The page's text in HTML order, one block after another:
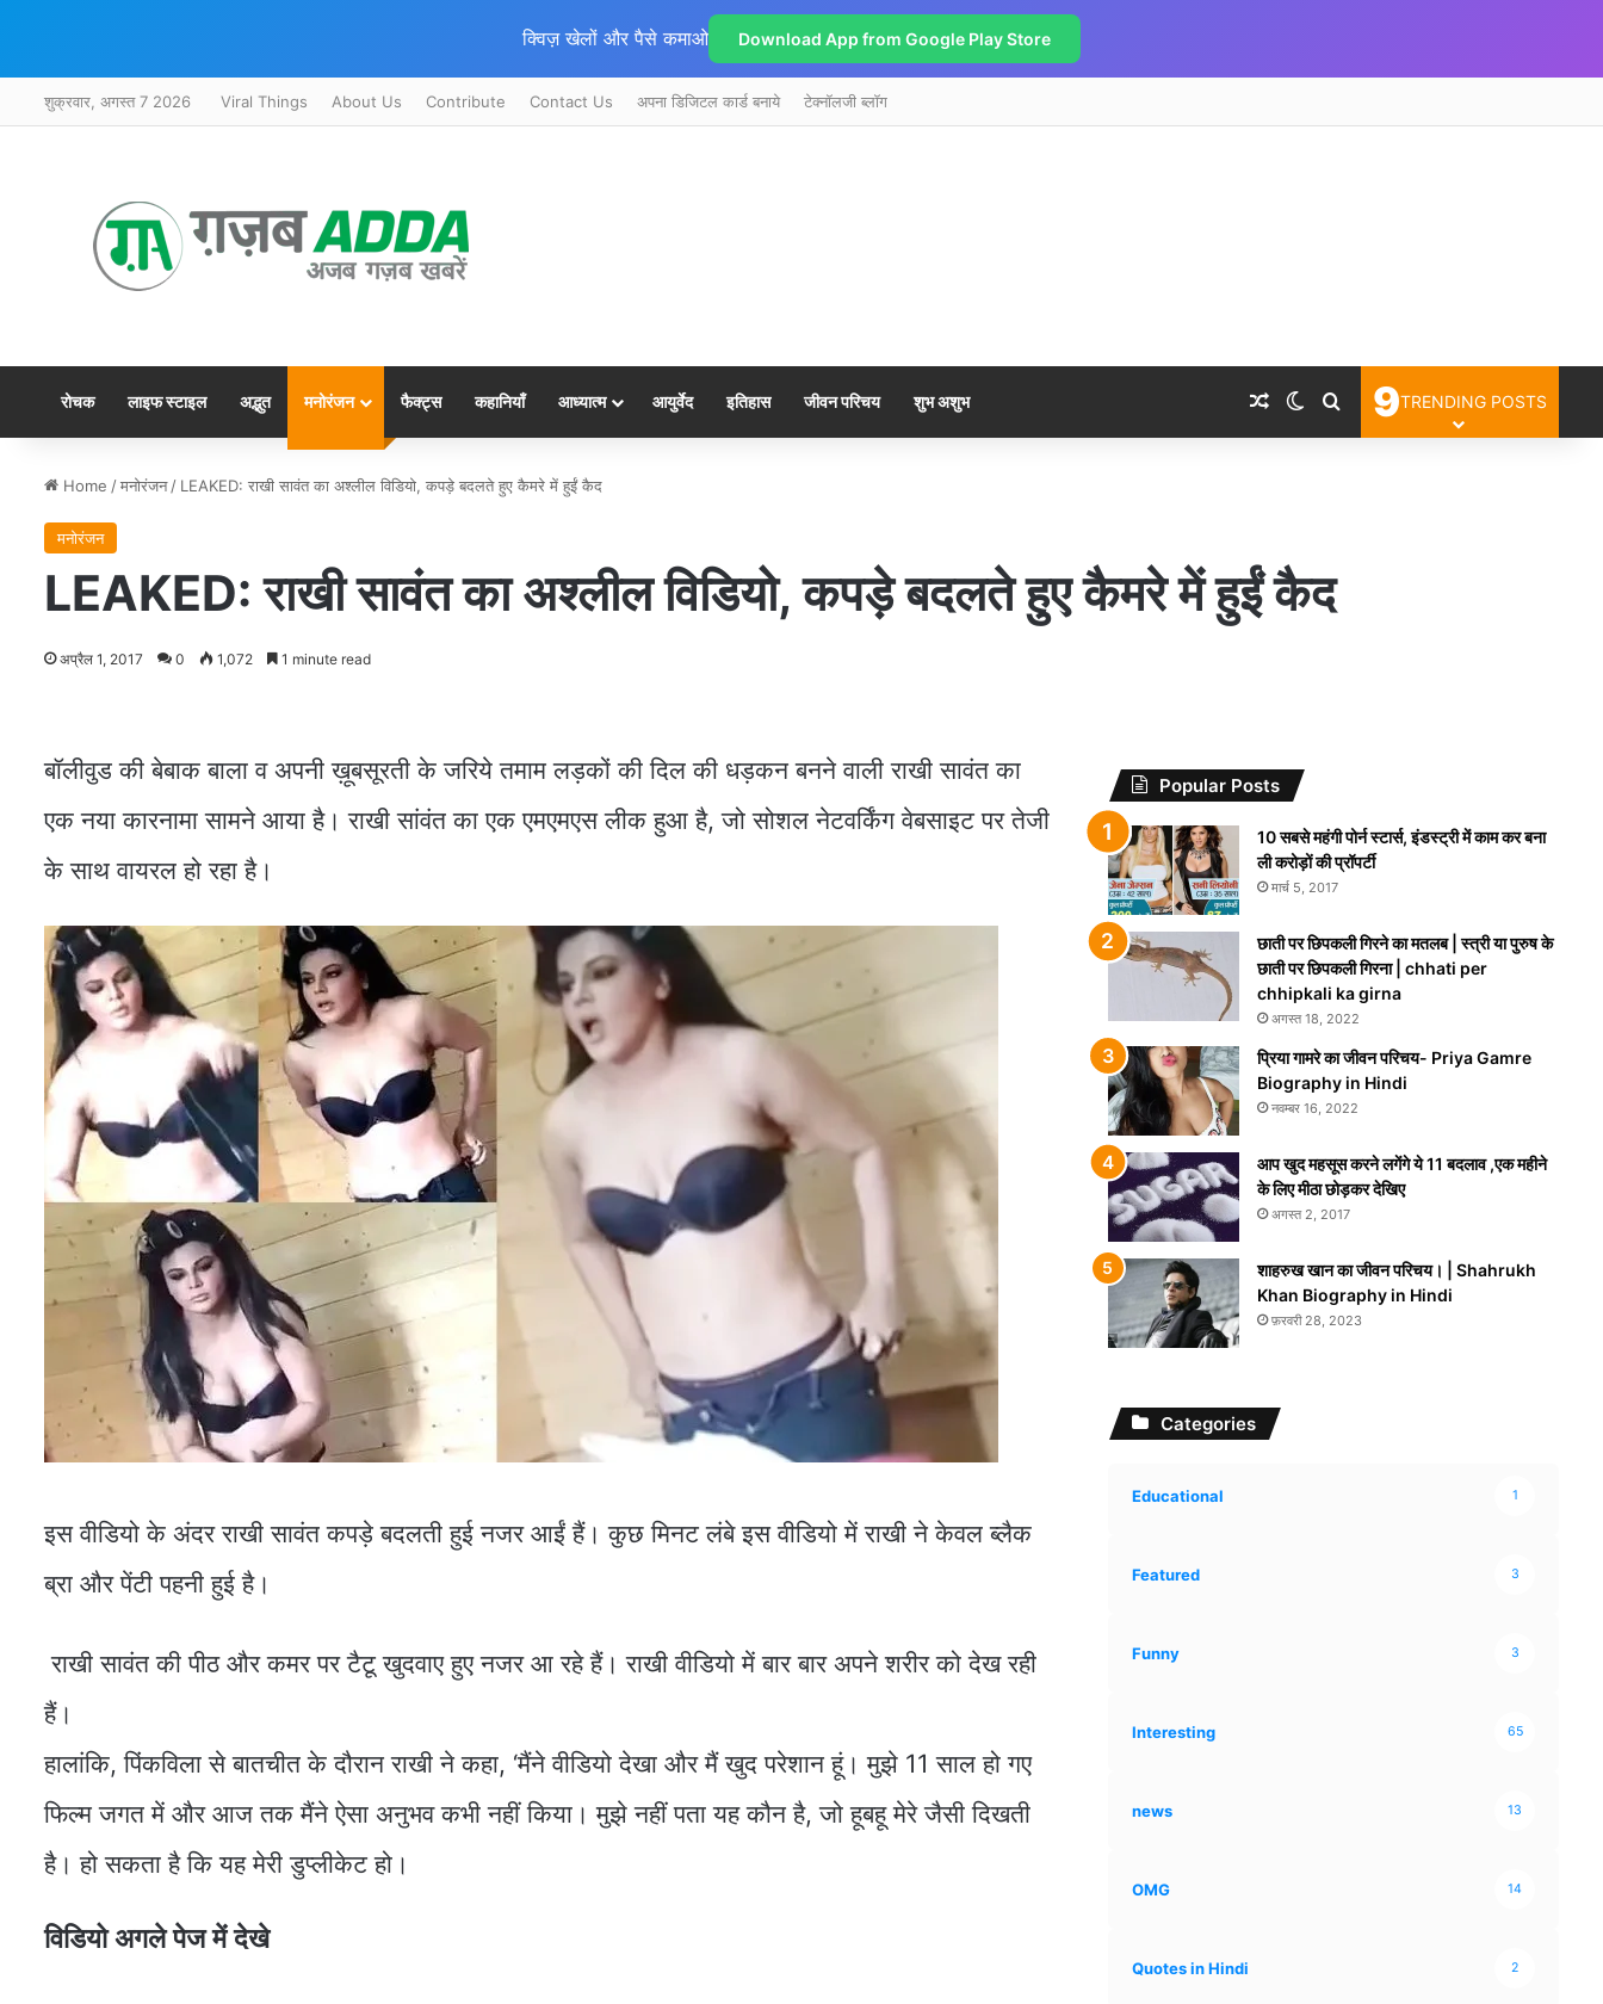
क्विज़ खेलों और पैसे कमाओ Download App from Google Play Store
शुक्रवार, अगस्त 7 2026 Viral Things About Us Contribute Contact Us अपना डिजिटल कार्ड बनाये टेक्नॉलजी ब्लॉग
रोचक लाइफ स्टाइल अद्भुत मनोरंजन फैक्ट्स कहानियाँ आध्यात्म आयुर्वेद इतिहास जीवन परिचय शुभ अशुभ Random Article
Switch skin
Search for
9TRENDING POSTS
Home /मनोरंजन / LEAKED: राखी सावंत का अश्लील विडियो, कपड़े बदलते हुए कैमरे में हुईं कैद
मनोरंजन
LEAKED: राखी सावंत का अश्लील विडियो, कपड़े बदलते हुए कैमरे में हुईं कैद
अप्रैल 1, 2017 0 1,072 1 minute read
बॉलीवुड की बेबाक बाला व अपनी ख़ूबसूरती के जरिये तमाम लड़कों की दिल की धड़कन बनने वाली राखी सावंत का
एक नया कारनामा सामने आया है। राखी सांवंत का एक एमएमएस लीक हुआ है, जो सोशल नेटवर्किंग वेबसाइट पर तेजी
के साथ वायरल हो रहा है।
इस वीडियो के अंदर राखी सावंत कपड़े बदलती हुई नजर आईं हैं। कुछ मिनट लंबे इस वीडियो में राखी ने केवल ब्‍लैक
ब्रा और पेंटी पहनी हुई है।
राखी सावंत की पीठ और कमर पर टैटू खुदवाए हुए नजर आ रहे हैं। राखी वीडियो में बार बार अपने शरीर को देख रही
हैं।
हालांकि, पिंकविला से बातचीत के दौरान राखी ने कहा, ‘मैंने वीडियो देखा और मैं खुद परेशान हूं। मुझे 11 साल हो गए
फिल्‍म जगत में और आज तक मैंने ऐसा अनुभव कभी नहीं किया। मुझे नहीं पता यह कौन है, जो हूबहू मेरे जैसी दिखती
है। हो सकता है कि यह मेरी डुप्‍लीकेट हो।
विडियो अगले पेज में देखे
Popular Posts
10 सबसे महंगी पोर्न स्टार्स, इंडस्ट्री में काम कर बना
ली करोड़ों की प्रॉपर्टी
मार्च 5, 2017
छाती पर छिपकली गिरने का मतलब | स्त्री या पुरुष के
छाती पर छिपकली गिरना | chhati per
chhipkali ka girna
अगस्त 18, 2022
प्रिया गामरे का जीवन परिचय- Priya Gamre
Biography in Hindi
नवम्बर 16, 2022
आप खुद महसूस करने लगेंगे ये 11 बदलाव ,एक महीने
के लिए मीठा छोड़कर देखिए
अगस्त 2, 2017
शाहरुख खान का जीवन परिचय। | Shahrukh
Khan Biography in Hindi
फ़रवरी 28, 2023
Categories
Educational 1
Featured 3
Funny 3
Interesting 65
news 13
OMG 14
Quotes in Hindi 2